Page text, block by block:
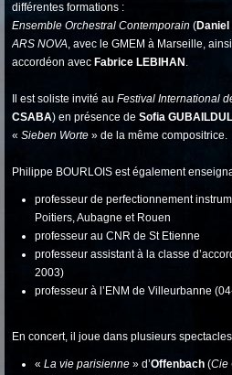
différentes formations :
Ensemble Orchestral Contemporain (
ARS NOVA, avec le GMEM à Marseille,
accordéon avec Fabrice LEBIHAN .
Il est soliste invité au Festival International
CSABA) en présence de Sofia
« Sieben Worte » de la même compositrice.
Philippe BOURLOIS est également
professeur de perfectionnement
Poitiers, Aubagne et Rouen
professeur au CNR de St Etienne
professeur assistant à la classe
2003)
professeur à l’ENM de Villeurbanne
En concert, il joue dans plusieurs
« La vie parisienne » d’Offenbach (Cie